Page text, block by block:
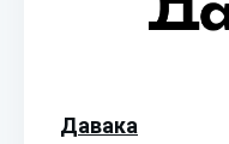
Давака